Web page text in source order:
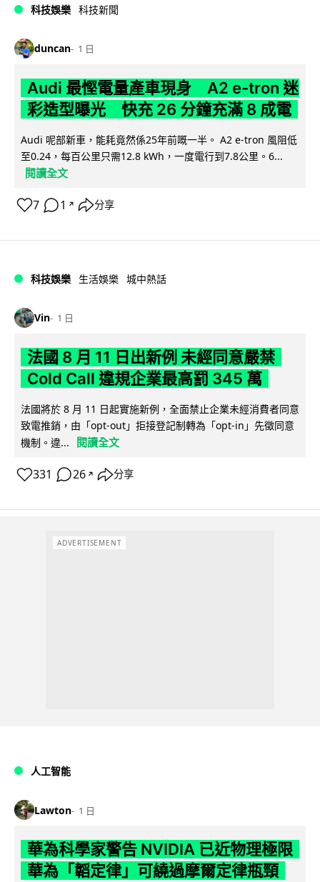
科技娛樂 科技新聞
duncan 1 日
Audi 最慳電量產車現身 A2 e-tron 迷
彩造型曝光 快充 26 分鐘充滿 8 成電
Audi 呢部新車，能耗竟然係25年前嘅一半。 A2 e-tron 風阻低
至0.24，每百公里只需12.8 kWh，一度電行到7.8公里。6...
閱讀全文
7 1 ↗ 分享
科技娛樂 生活娛樂 城中熱話
Vin 1 日
法國 8 月 11 日出新例 未經同意嚴禁
Cold Call 違規企業最高罰 345 萬
法國將於 8 月 11 日起實施新例，全面禁止企業未經消費者同意
致電推銷，由「opt-out」拒接登記制轉為「opt-in」先徵同意
機制。違...
閱讀全文
331 26 ↗ 分享
ADVERTISEMENT
人工智能
Lawton 1 日
華為科學家警告 NVIDIA 已近物理極限
華為「韜定律」可繞過摩爾定律瓶頸